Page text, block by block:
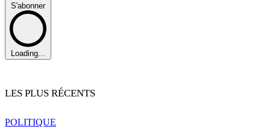
S'abonner
Loading...
LES PLUS RÉCENTS
POLITIQUE